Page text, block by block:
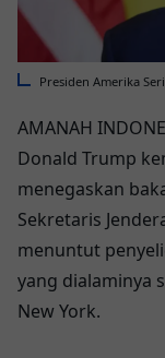
Presiden Amerika
AMANAH
Donald Trump
menegaskan
Sekretaris
menuntut
yang dialaminya
New York.